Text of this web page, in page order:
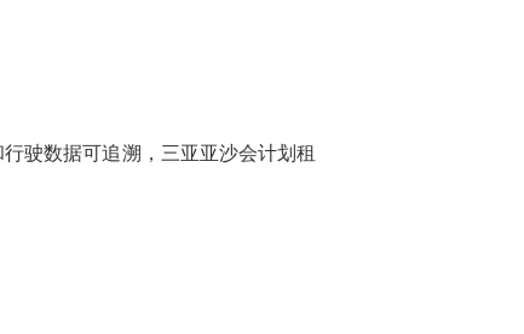
驶数据可追溯，三亚亚沙会计划租